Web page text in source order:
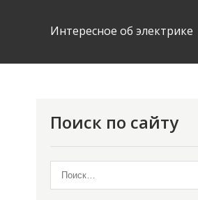
Интересное об электрике
Поиск по сайту